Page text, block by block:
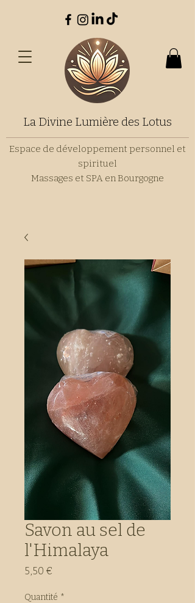
La Divine Lumière des Lotus
Espace de développement personnel et
spirituel
Massages et SPA en Bourgogne
Savon au sel de
l'Himalaya
5,50 €
Quantité *